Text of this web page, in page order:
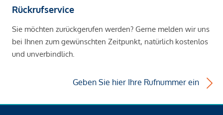
Rückrufservice
Sie möchten zurückgerufen werden? Gerne melden wir uns
bei Ihnen zum gewünschten Zeitpunkt, natürlich kostenlos
und unverbindlich.
Geben Sie hier Ihre Rufnummer ein